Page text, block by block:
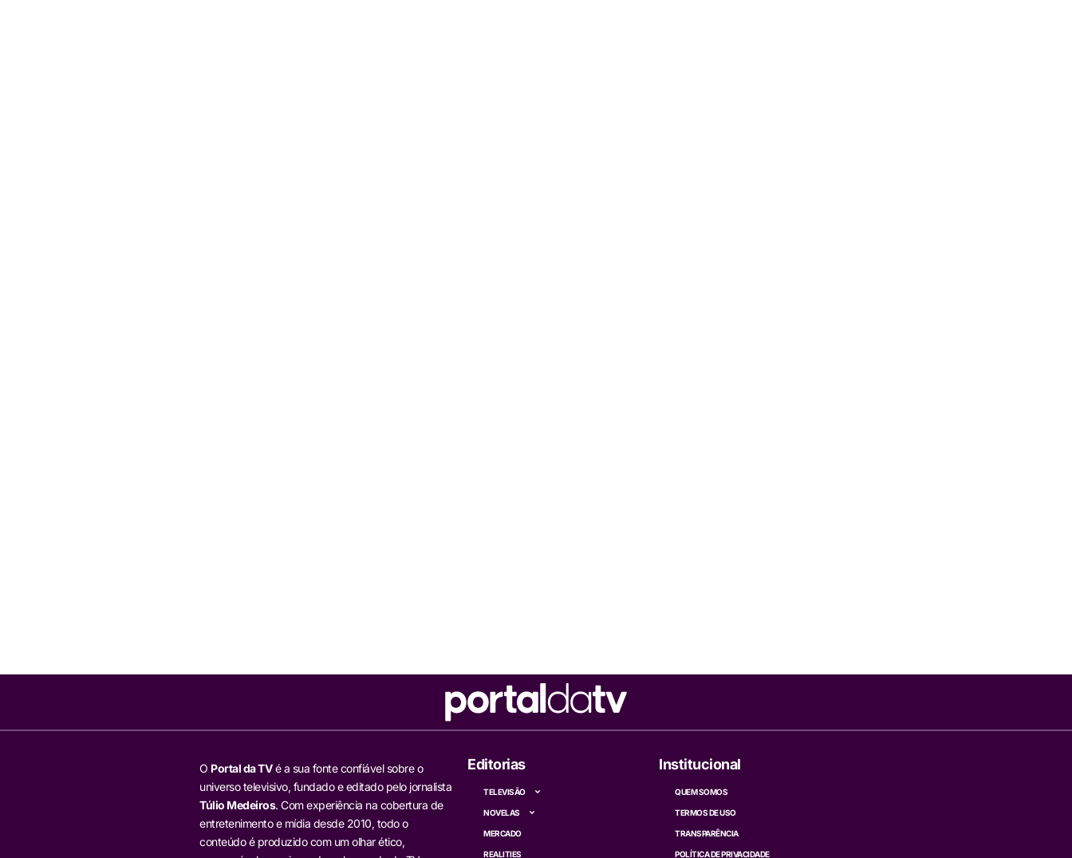
O Portal da TVé a sua fonte confiável sobre o
universo televisivo, fundado e editado pelo jornalista
Túlio Medeiros. Com experiência na cobertura de
entretenimento e mídia desde 2010, todo o
conteúdo é produzido com um olhar ético,
Editorias
TELEVISÃO
NOVELAS
MERCADO
REALITIES
Institucional
QUEM SOMOS
TERMOS DE USO
TRANSPARÊNCIA
POLÍTICA DE PRIVACIDADE